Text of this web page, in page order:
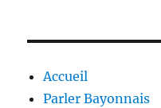
Accueil
Parler Bayonnais